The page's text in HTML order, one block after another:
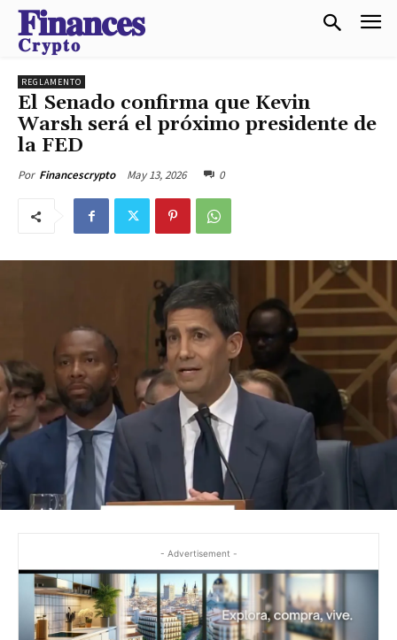
𝐅𝐢𝐧𝐚𝐧𝐜𝐞𝐬
𝐂𝐫𝐲𝐩𝐭𝐨
REGLAMENTO
El Senado confirma que Kevin
Warsh será el próximo presidente de
la FED
Por Financescrypto May 13, 2026 0
- Advertisement -